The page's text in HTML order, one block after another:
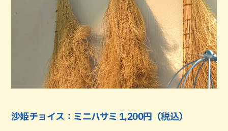
沙姫チョイス：ミニハサミ 1,200円（税込）